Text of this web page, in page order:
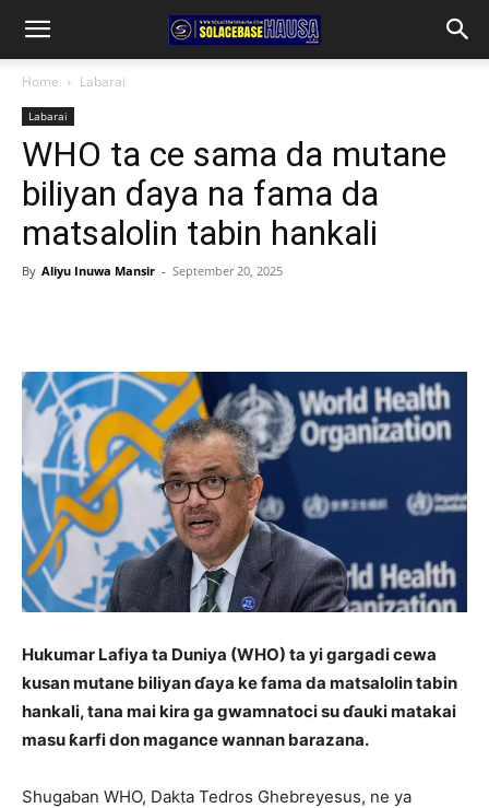
Home Labarai
Labarai
WHO ta ce sama da mutane
biliyan ɗaya na fama da
matsalolin tabin hankali
By Aliyu Inuwa Mansir - September 20, 2025
Hukumar Lafiya ta Duniya (WHO) ta yi gargadi cewa
kusan mutane biliyan ɗaya ke fama da matsalolin tabin
hankali, tana mai kira ga gwamnatoci su ɗauki matakai
masu ƙarfi don magance wannan barazana.
Shugaban WHO, Dakta Tedros Ghebreyesus, ne ya